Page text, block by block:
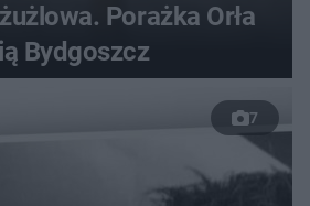
Porażka Orła
Bydgoszcz
7